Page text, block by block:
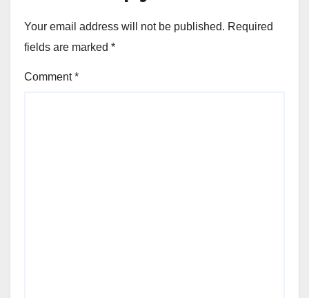
Your email address will not be published. Required
fields are marked *
Comment*